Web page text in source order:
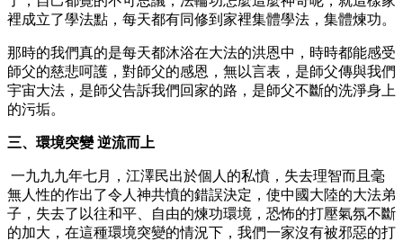
裡成立了學法點，每天都有同修到家裡集體學法，集體煉功。
那時的我們真的是每天都沐浴在大法的洪恩中，時時都能感受
師父的慈悲呵護，對師父的感恩，無以言表，是師父傳與我們
宇宙大法，是師父告訴我們回家的路，是師父不斷的洗淨身上
的污垢。
三、環境突變 逆流而上
一九九九年七月，江澤民出於個人的私憤，失去理智而且毫
無人性的作出了令人神共憤的錯誤決定，使中國大陸的大法弟
子，失去了以往和平、自由的煉功環境，恐怖的打壓氣氛不斷
的加大，在這種環境突變的情況下，我們一家沒有被邪惡的打